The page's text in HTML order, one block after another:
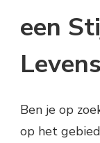
een
Ben je op
op het